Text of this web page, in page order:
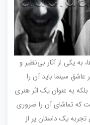
به یکی از آثار بی‌نظیر و
سینما باید آن را
به عنوان یک اثر هنری
که تماشای آن را ضروری
یک داستان پر از